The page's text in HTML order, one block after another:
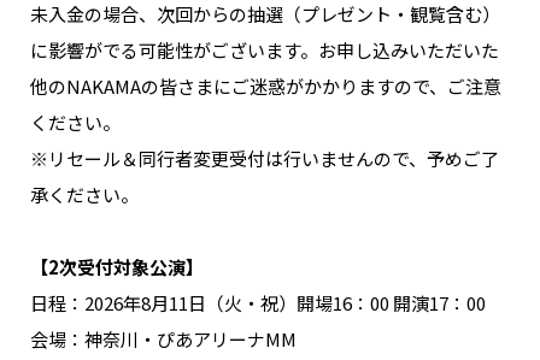
FAQ
メールマガジン登録/解除
未入金の場合、次回からの抽選（プレゼント・観覧含む）
に影響がでる可能性がございます。お申し込みいただいた
他のNAKAMAの皆さまにご迷惑がかかりますので、ご注意
ください。
※リセール＆同行者変更受付は行いませんので、予めご了
承ください。
【2次受付対象公演】
日程：2026年8月11日（火・祝）開場16：00 開演17：00
会場：神奈川・ぴあアリーナMM